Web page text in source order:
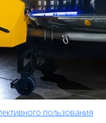
пользования